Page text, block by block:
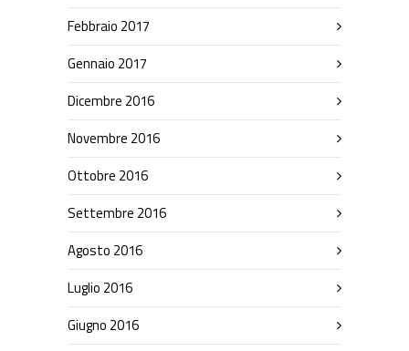
Febbraio 2017
Gennaio 2017
Dicembre 2016
Novembre 2016
Ottobre 2016
Settembre 2016
Agosto 2016
Luglio 2016
Giugno 2016